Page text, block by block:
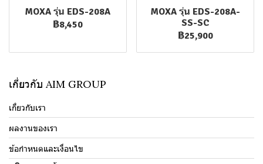
MOXA รุ่น EDS-208A
฿8,450
MOXA รุ่น EDS-208A-
SS-SC
฿25,900
เกี่ยวกับ AIM GROUP
เกี่ยวกับเรา
ผลงานของเรา
ข้อกำหนดและเงื่อนไข